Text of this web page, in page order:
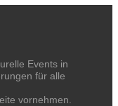
Events in
für alle
vornehmen.